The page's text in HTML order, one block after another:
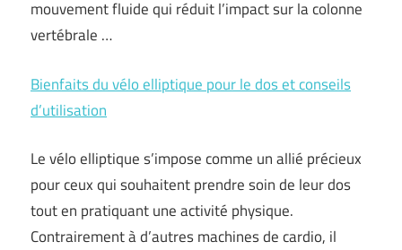
mouvement fluide qui réduit l’impact sur la colonne
vertébrale …
Bienfaits du vélo elliptique pour le dos et conseils
d’utilisation
Le vélo elliptique s’impose comme un allié précieux
pour ceux qui souhaitent prendre soin de leur dos
tout en pratiquant une activité physique.
Contrairement à d’autres machines de cardio, il